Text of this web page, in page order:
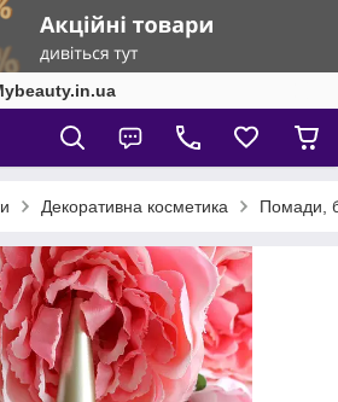
Декоративна косметика Помади,